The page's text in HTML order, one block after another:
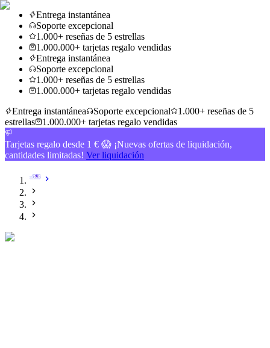
Entrega instantánea
Soporte excepcional
1.000+ reseñas de 5 estrellas
1.000.000+ tarjetas regalo vendidas
Entrega instantánea
Soporte excepcional
1.000+ reseñas de 5 estrellas
1.000.000+ tarjetas regalo vendidas
Entrega instantánea
Soporte excepcional
1.000+ reseñas de 5
estrellas
1.000.000+ tarjetas regalo vendidas
Tarjetas regalo desde 1 € 😱 ¡Nuevas ofertas de liquidación,
cantidades limitadas! Ver liquidación